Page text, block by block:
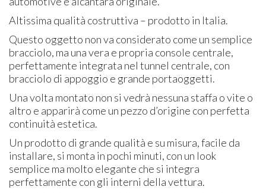
Altissima qualità costruttiva – prodotto in Italia.
Questo oggetto non va considerato come un semplice
bracciolo, ma una vera e propria console centrale,
perfettamente integrata nel tunnel centrale, con
bracciolo di appoggio e grande portaoggetti.
Una volta montato non si vedrà nessuna staffa o vite o
altro e apparirà come un pezzo d’origine con perfetta
continuità estetica.
Un prodotto di grande qualità e su misura, facile da
installare, si monta in pochi minuti, con un look
semplice ma molto elegante che si integra
perfettamente con gli interni della vettura.